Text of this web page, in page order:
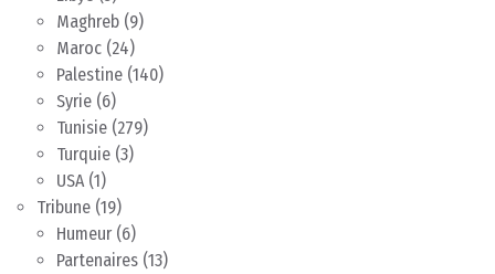
Maghreb (9)
Maroc (24)
Palestine (140)
Syrie (6)
Tunisie (279)
Turquie (3)
USA(1)
Tribune (19)
Humeur (6)
Partenaires (13)